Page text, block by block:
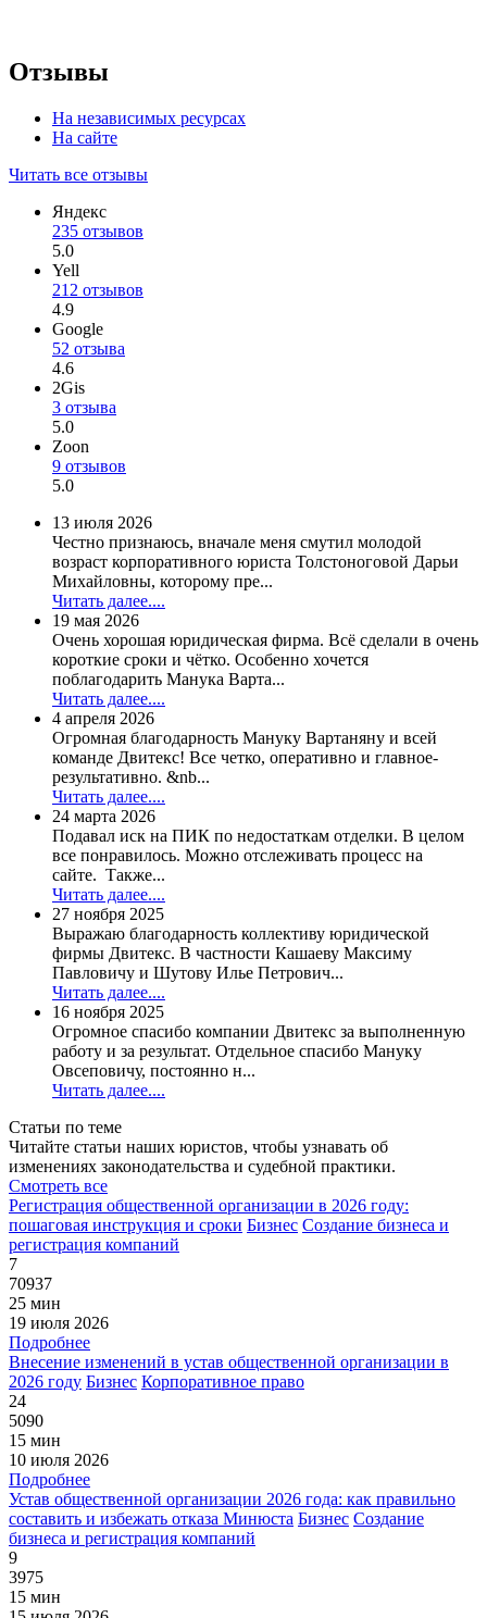
Отзывы
На независимых ресурсах
На сайте
Читать все отзывы
Яндекс
235 отзывов
5.0
Yell
212 отзывов
4.9
Google
52 отзыва
4.6
2Gis
3 отзыва
5.0
Zoon
9 отзывов
5.0
13 июля 2026
Честно признаюсь, вначале меня смутил молодой
возраст корпоративного юриста Толстоноговой Дарьи
Михайловны, которому пре...
Читать далее....
19 мая 2026
Очень хорошая юридическая фирма. Всё сделали в очень
короткие сроки и чётко. Особенно хочется
поблагодарить Манука Варта...
Читать далее....
4 апреля 2026
Огромная благодарность Мануку Вартаняну и всей
команде Двитекс! Все четко, оперативно и главное-
результативно. &nb...
Читать далее....
24 марта 2026
Подавал иск на ПИК по недостаткам отделки. В целом
все понравилось. Можно отслеживать процесс на
сайте. Также...
Читать далее....
27 ноября 2025
Выражаю благодарность коллективу юридической
фирмы Двитекс. В частности Кашаеву Максиму
Павловичу и Шутову Илье Петрович...
Читать далее....
16 ноября 2025
Огромное спасибо компании Двитекс за выполненную
работу и за результат. Отдельное спасибо Мануку
Овсеповичу, постоянно н...
Читать далее....
Статьи по теме
Читайте статьи наших юристов, чтобы узнавать об
изменениях законодательства и судебной практики.
Смотреть все
Регистрация общественной организации в 2026 году:
пошаговая инструкция и сроки Бизнес Создание бизнеса и
регистрация компаний
7
70937
25 мин
19 июля 2026
Подробнее
Внесение изменений в устав общественной организации в
2026 году Бизнес Корпоративное право
24
5090
15 мин
10 июля 2026
Подробнее
Устав общественной организации 2026 года: как правильно
составить и избежать отказа Минюста Бизнес Создание
бизнеса и регистрация компаний
9
3975
15 мин